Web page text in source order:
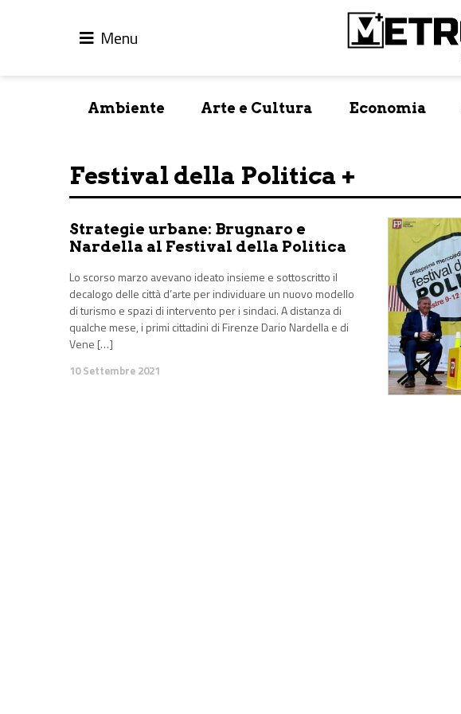
Menu
Ambiente Arte e Cultura Economia
Festival della Politica +
Strategie urbane: Brugnaro e
Nardella al Festival della Politica
Lo scorso marzo avevano ideato insieme e sottoscritto il
decalogo delle città d’arte per individuare un nuovo modello
di turismo e spazi di intervento per i sindaci. A distanza di
qualche mese, i primi cittadini di Firenze Dario Nardella e di
Vene […]
10 Settembre 2021